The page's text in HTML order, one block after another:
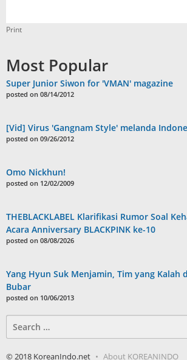
Print
Most Popular
Super Junior Siwon for 'VMAN' magazine
posted on 08/14/2012
[Vid] Virus 'Gangnam Style' melanda
posted on 09/26/2012
Omo Nickhun!
posted on 12/02/2009
THEBLACKLABEL Klarifikasi Rumor Soal
Acara Anniversary BLACKPINK ke-10
posted on 08/08/2026
Yang Hyun Suk Menjamin, Tim yang Kalah
Bubar
posted on 10/06/2013
for:
© 2018 KoreanIndo.net About KOREANINDO